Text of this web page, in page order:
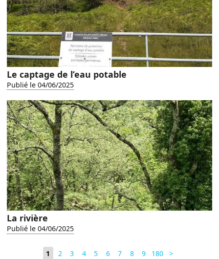
Le captage de l’eau potable
Publié le 04/06/2025
La rivière
Publié le 04/06/2025
1 2 3 4 5 6 7 8 9 180 >